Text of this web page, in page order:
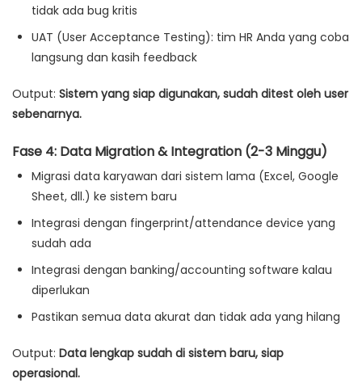
tidak ada bug kritis
UAT (User Acceptance Testing): tim HR Anda yang coba
langsung dan kasih feedback
Output: Sistem yang siap digunakan, sudah ditest oleh user
sebenarnya.
Fase 4: Data Migration & Integration (2-3 Minggu)
Migrasi data karyawan dari sistem lama (Excel, Google
Sheet, dll.) ke sistem baru
Integrasi dengan fingerprint/attendance device yang
sudah ada
Integrasi dengan banking/accounting software kalau
diperlukan
Pastikan semua data akurat dan tidak ada yang hilang
Output: Data lengkap sudah di sistem baru, siap
operasional.